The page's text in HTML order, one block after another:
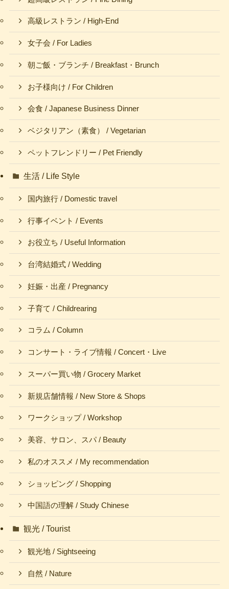
高級レストラン / High-End
女子会 / For Ladies
朝ご飯・ブランチ / Breakfast・Brunch
お子様向け / For Children
会食 / Japanese Business Dinner
ベジタリアン（素食） / Vegetarian
ペットフレンドリー / Pet Friendly
生活 / Life Style
国内旅行 / Domestic travel
行事イベント / Events
お役立ち / Useful Information
台湾結婚式 / Wedding
妊娠・出産 / Pregnancy
子育て / Childrearing
コラム / Column
コンサート・ライブ情報 / Concert・Live
スーパー買い物 / Grocery Market
新規店舗情報 / New Store & Shops
ワークショップ / Workshop
美容、サロン、スパ / Beauty
私のオススメ / My recommendation
ショッピング / Shopping
中国語の理解 / Study Chinese
観光 / Tourist
観光地 / Sightseeing
自然 / Nature